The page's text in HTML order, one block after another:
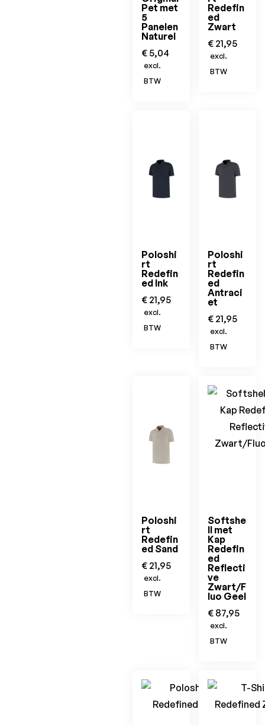
Pet met
5
Panelen
Naturel
€ 5,04
excl.
BTW
Redefin
ed
Zwart
€ 21,95
excl.
BTW
Poloshi
rt
Redefin
ed Ink
€ 21,95
excl.
BTW
Poloshi
rt
Redefin
ed
Antraci
et
€ 21,95
excl.
BTW
Poloshi
rt
Redefin
ed Sand
€ 21,95
excl.
BTW
Softshe
ll met
Kap
Redefin
ed
Reflecti
ve
Zwart/F
luo Geel
€ 87,95
excl.
BTW